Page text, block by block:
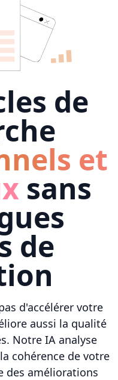
de
et
sans
de
d'accélérer votre
aussi la qualité
Notre IA analyse
cohérence de votre
des améliorations